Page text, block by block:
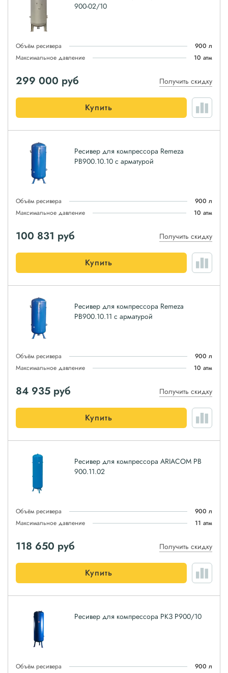
900-02/10
Объём ресивера
900 л
Максимальное давление
10 атм
299 000 руб Получить скидку
Купить
Ресивер для компрессора Remeza
РВ900.10.10 с арматурой
Объём ресивера
900 л
Максимальное давление
10 атм
100 831 руб Получить скидку
Купить
Ресивер для компрессора Remeza
РВ900.10.11 с арматурой
Объём ресивера
900 л
Максимальное давление
10 атм
84 935 руб Получить скидку
Купить
Ресивер для компрессора ARIACOM РВ
900.11.02
Объём ресивера
900 л
Максимальное давление
11 атм
118 650 руб Получить скидку
Купить
Ресивер для компрессора РКЗ Р900/10
Объём ресивера
900 л